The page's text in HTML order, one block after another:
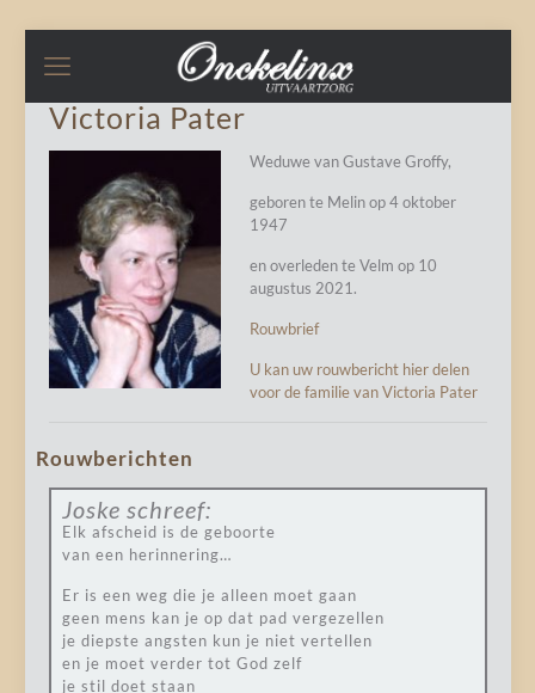
Victoria Pater
Weduwe van Gustave Groffy,
geboren te Melin op 4 oktober
1947
en overleden te Velm op 10
augustus 2021.
Rouwbrief
U kan uw rouwbericht hier delen
voor de familie van Victoria Pater
Rouwberichten
Joske schreef:
Elk afscheid is de geboorte
van een herinnering…
Er is een weg die je alleen moet gaan
geen mens kan je op dat pad vergezellen
je diepste angsten kun je niet vertellen
en je moet verder tot God zelf
je stil doet staan